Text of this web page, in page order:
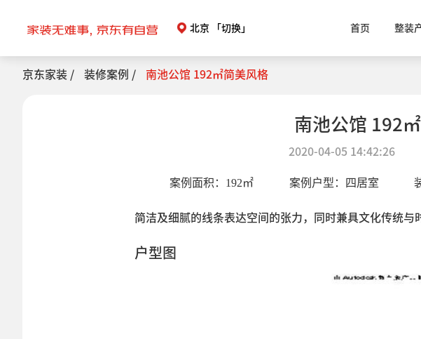
北京 「切换」 首页 整装
京东家装 / 装修案例 / 南池公馆 192㎡简美风格
南池公馆 192
2020-04-05 14:42:26
案例面积： 192㎡ 案例户型： 四居室
简洁及细腻的线条表达空间的张力，同时兼具文化传统与
户型图